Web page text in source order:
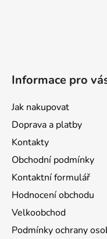
Informace pro
Jak nakupovat
Doprava a platby
Kontakty
Obchodní podmínky
Kontaktní formulář
Hodnocení obchodu
Velkoobchod
Podmínky ochrany